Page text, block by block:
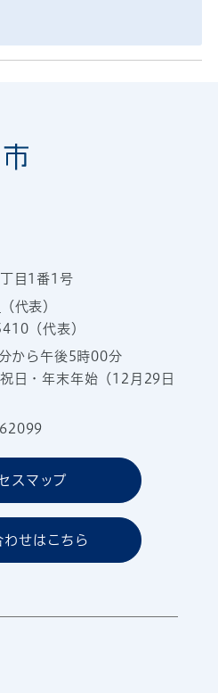
目1番1号
（代表）
（代表）
から午後5時00分
日・年末年始（12月29日
スマップ
わせはこちら